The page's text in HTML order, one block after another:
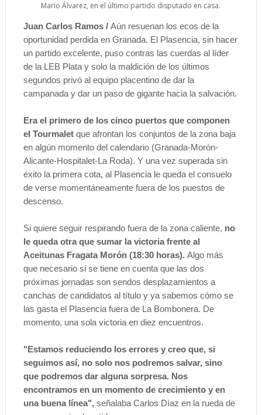
Mario Álvarez, en el último partido disputado en casa.
Juan Carlos Ramos / Aún resuenan los ecos de la
oportunidad perdida en Granada. El Plasencia, sin hacer
un partido excelente, puso contras las cuerdas al líder
de la LEB Plata y solo la maldición de los últimos
segundos privó al equipo placentino de dar la
campanada y dar un paso de gigante hacia la salvación.
Era el primero de los cinco puertos que componen
el Tourmaletque afrontan los conjuntos de la zona baja
en algún momento del calendario (Granada-Morón-
Alicante-Hospitalet-La Roda). Y una vez superada sin
éxito la primera cota, al Plasencia le queda el consuelo
de verse momentáneamente fuera de los puestos de
descenso.
Si quiere seguir respirando fuera de la zona caliente, no
le queda otra que sumar la victoria frente al
Aceitunas Fragata Morón (18:30 horas). Algo más
que necesario si se tiene en cuenta que las dos
próximas jornadas son sendos desplazamientos a
canchas de candidatos al título y ya sabemos cómo se
las gasta el Plasencia fuera de La Bombonera. De
momento, una sola victoria en diez encuentros.
"Estamos reduciendo los errores y creo que, si
seguimos así, no solo nos podremos salvar, sino
que podremos dar alguna sorpresa. Nos
encontramos en un momento de crecimiento y en
una buena línea",señalaba Carlos Díaz en la rueda de